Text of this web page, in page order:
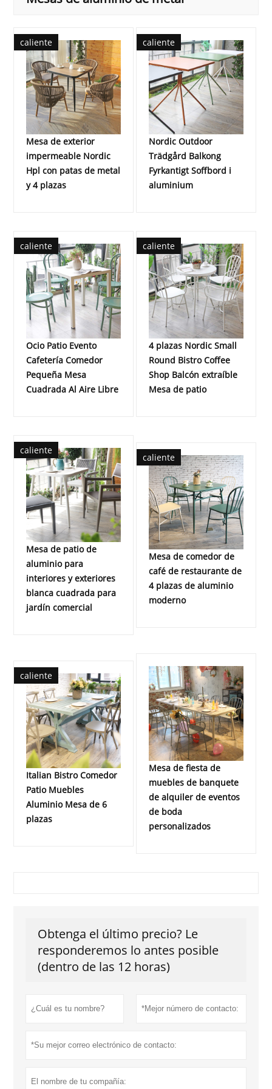
caliente
Mesa de exterior
impermeable Nordic
Hpl con patas de metal
y 4 plazas
caliente
Nordic Outdoor
Trädgård Balkong
Fyrkantigt Soffbord i
aluminium
caliente
Ocio Patio Evento
Cafetería Comedor
Pequeña Mesa
Cuadrada Al Aire Libre
caliente
4 plazas Nordic Small
Round Bistro Coffee
Shop Balcón extraíble
Mesa de patio
caliente
Mesa de patio de
aluminio para
interiores y exteriores
blanca cuadrada para
jardín comercial
caliente
Mesa de comedor de
café de restaurante de
4 plazas de aluminio
moderno
caliente
Italian Bistro Comedor
Patio Muebles
Aluminio Mesa de 6
plazas
Mesa de fiesta de
muebles de banquete
de alquiler de eventos
de boda
personalizados
Obtenga el último precio? Le
responderemos lo antes posible
(dentro de las 12 horas)